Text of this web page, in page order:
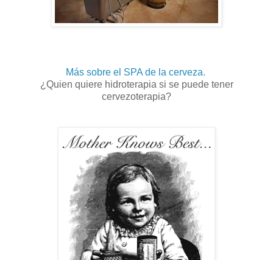
Más sobre el SPA de la cerveza.
¿Quien quiere hidroterapia si se puede tener
cervezoterapia?